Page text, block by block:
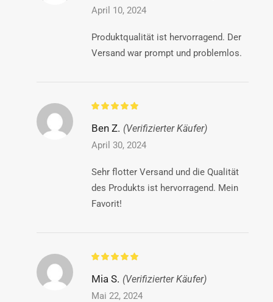
April 10, 2024
Produktqualität ist hervorragend. Der
Versand war prompt und problemlos.
Ben Z. (Verifizierter Käufer)
April 30, 2024
Sehr flotter Versand und die Qualität
des Produkts ist hervorragend. Mein
Favorit!
Mia S. (Verifizierter Käufer)
Mai 22, 2024